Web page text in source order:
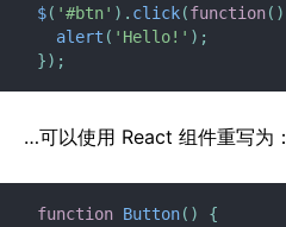
$( '#btn' ) . click(function( )
alert ( 'Hello!' ) ;
}) ;
…可以使用 React 组件重写为：
function Button( )
{